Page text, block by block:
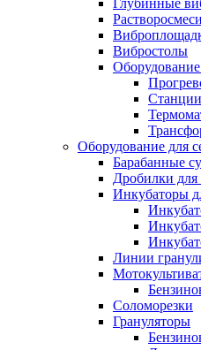
Глубинные
Вибростолы
Оборудование
Станции
Оборудование для
Барабанные
Дробилки для
Инкубаторы
Линии
Соломорезки
Грануляторы